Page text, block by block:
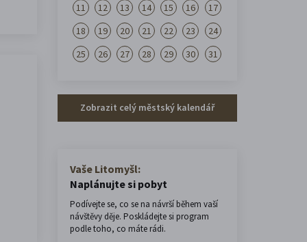
11
12 13 14 15 16
17
18
19 20 21 22 23
24
25
26 27 28 29 30 31
Zobrazit celý městský kalendář
Vaše Litomyšl:
Naplánujte si pobyt
Podívejte se, co se na návrší během vaší
návštěvy děje. Poskládejte si program
podle toho, co máte rádi.